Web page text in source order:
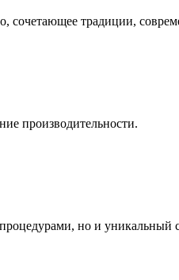
традиции,
производительности.
но и